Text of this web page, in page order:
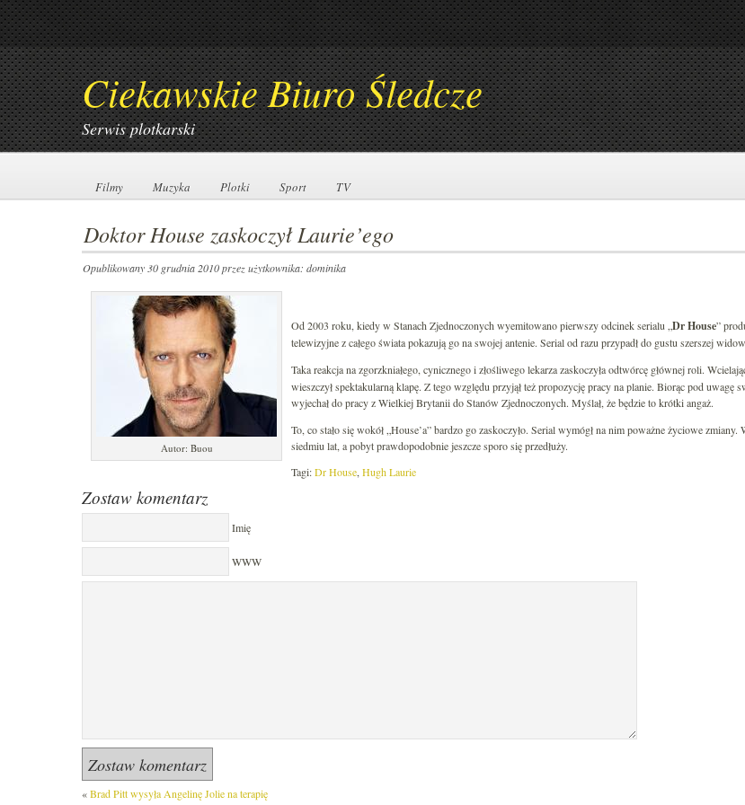
Ciekawskie Biuro Śledcze
Serwis plotkarski
Filmy
Filmy Muzyka
Muzyka Plotki
Plotki Sport
Sport TV
TV
Doktor House zaskoczył Laurie’ego
Opublikowany 30 grudnia 2010przez użytkownika: dominika
Autor: Buou
Od 2003 roku, kiedy w Stanach Zjednoczonych wyemitowano pierwszy odcinek serialu „ Dr House”
telewizyjne z całego świata pokazują go na swojej antenie. Serial od razu przypadł do gustu szerszej
Taka reakcja na zgorzkniałego, cynicznego i złośliwego lekarza zaskoczyła odtwórcę głównej roli.
wieszczył spektakularną klapę. Z tego względu przyjął też propozycję pracy na planie. Biorąc pod uwagę
wyjechał do pracy z Wielkiej Brytanii do Stanów Zjednoczonych. Myślał, że będzie to krótki angaż.
To, co stało się wokół „House’a” bardzo go zaskoczyło. Serial wymógł na nim poważne życiowe
siedmiu lat, a pobyt prawdopodobnie jeszcze sporo się przedłuży.
Tagi:Dr House, Hugh Laurie
Zostaw komentarz
Imię
WWW
«Brad Pitt wysyła Angelinę Jolie na terapię